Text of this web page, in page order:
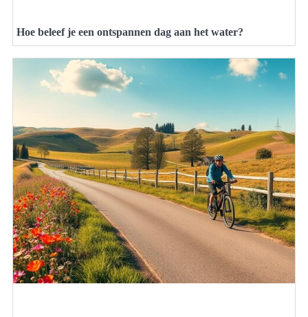
Hoe beleef je een ontspannen dag aan het water?